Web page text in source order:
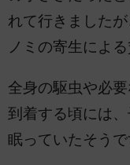
れて行きました
ノミの寄生によ
全身の駆虫や必
到着する頃には
眠っていたそうで